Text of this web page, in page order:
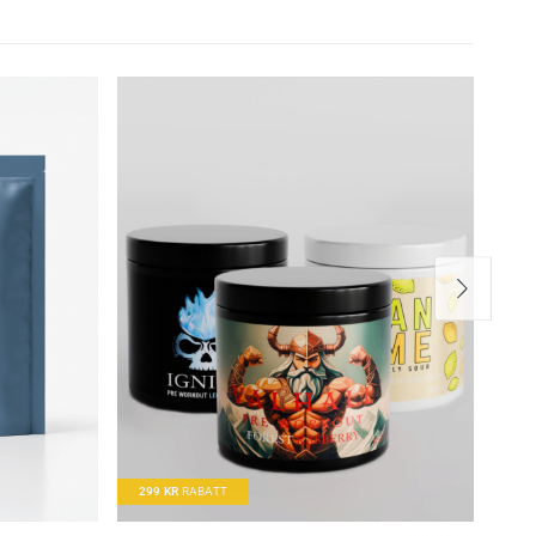
og langvarig
glykogenlagre.**
gjør shaken
299 KR RABATT